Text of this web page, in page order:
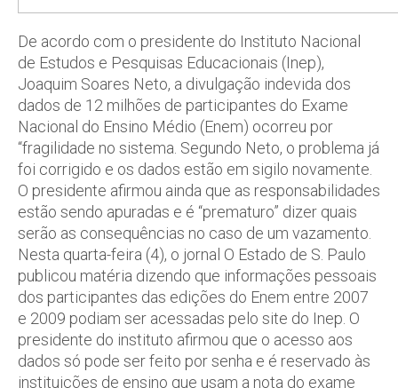
De acordo com o presidente do Instituto Nacional
de Estudos e Pesquisas Educacionais (Inep),
Joaquim Soares Neto, a divulgação indevida dos
dados de 12 milhões de participantes do Exame
Nacional do Ensino Médio (Enem) ocorreu por
“fragilidade no sistema. Segundo Neto, o problema já
foi corrigido e os dados estão em sigilo novamente.
O presidente afirmou ainda que as responsabilidades
estão sendo apuradas e é “prematuro” dizer quais
serão as consequências no caso de um vazamento.
Nesta quarta-feira (4), o jornal O Estado de S. Paulo
publicou matéria dizendo que informações pessoais
dos participantes das edições do Enem entre 2007
e 2009 podiam ser acessadas pelo site do Inep. O
presidente do instituto afirmou que o acesso aos
dados só pode ser feito por senha e é reservado às
instituições de ensino que usam a nota do exame